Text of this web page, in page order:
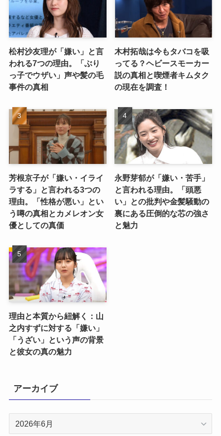
松村沙友理が「嫌い」と言
われる7つの理由。「ぶり
っ子でウザい」声や髪の毛
事件の真相
木村拓哉は今もタバコを吸
ってる？ヘビースモーカー
説の真相と喫煙者キムタク
の現在を調査！
芳根京子が「嫌い・イライ
ラする」と言われる3つの
理由。「性格が悪い」とい
う噂の真相とカメレオン女
優としての真価
永野芽郁が「嫌い・苦手」
と言われる理由。「頭悪
い」との批判や金髪騒動の
裏にある圧倒的な芯の強さ
と魅力
理由と本質から紐解く：山
之内すずに対する「嫌い」
「うざい」という声の背景
と彼女の真の魅力
アーカイブ